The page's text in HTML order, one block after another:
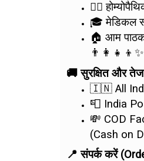
👨‍⚕️
🎓 मेडिकल
🏠 आम
👨‍👩‍👧‍👦✨
🚚 सुरक्षित और
🇮🇳 All
📮 India
💸 COD
(Cash on
📍 संपर्क करें